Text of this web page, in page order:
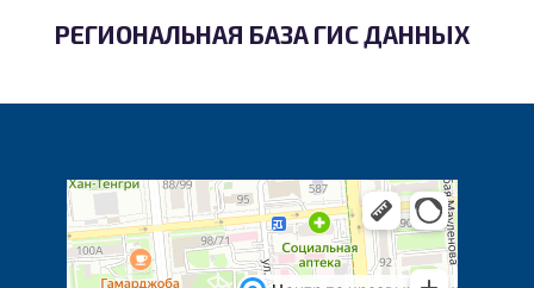
РЕГИОНАЛЬНАЯ БАЗА ГИС ДАННЫХ